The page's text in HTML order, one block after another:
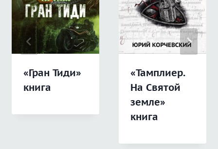
«Гран Тиди»
книга
«Тамплиер.
На Святой
земле»
книга